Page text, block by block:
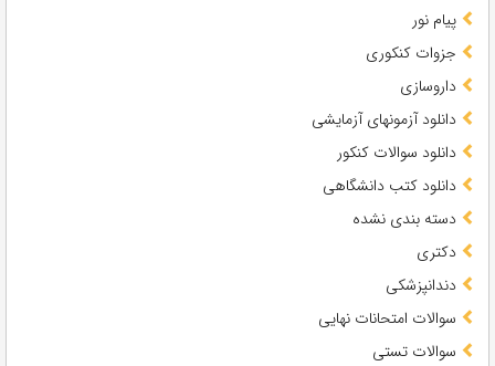
پیام نور
جزوات کنکوری
داروسازی
دانلود آزمونهای آزمایشی
دانلود سوالات کنکور
دانلود کتب دانشگاهی
دسته بندی نشده
دکتری
دندانپزشکی
سوالات امتحانات نهایی
سوالات تستی